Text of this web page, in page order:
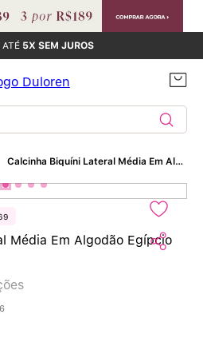
5X SEM JUROS
Calcinha Biquíni Lateral Média Em Algodão Egípcio Cleo BEGE
Média Em Algodão Egípcio